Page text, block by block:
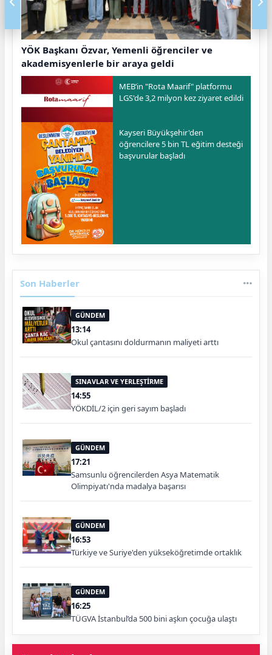
YÖK Başkanı Özvar, Yemenli öğrenciler ve
akademisyenlerle bir araya geldi
MEB’in "Rota Maarif" platformu
LGS'de 3,2 milyon kez ziyaret edildi
Kayseri Büyükşehir'den
öğrencilere 5 bin TL eğitim desteği
başvurular başladı
Son Haberler
GÜNDEM
13:14
Okul çantasını doldurmanın maliyeti arttı
SINAVLAR VE YERLEŞTİRME
14:55
YÖKDİL/2 için geri sayım başladı
GÜNDEM
17:21
Samsunlu öğrencilerden Asya Matematik
Olimpiyatı'nda madalya başarısı
GÜNDEM
16:53
Türkiye ve Suriye'den yükseköğretimde ortaklık
GÜNDEM
16:25
TÜGVA İstanbul’da 500 bini aşkın çocuğa ulaştı